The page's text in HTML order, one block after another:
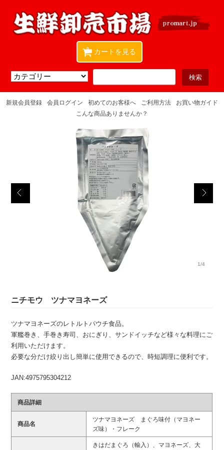
カートを見る
0
新規会員登録 会員ログイン 初めてのお客様へ ご利用方法
お買い物ガイド
こんな商品ありませんか？
1/4
ニチモウ ツナマヨネーズ
ツナマヨネーズのレトルトパウチ食品。
軍艦巻き、手巻き寿司、おにぎり、サンドイッチなど様々な料理にご
利用いただけます。
必要な分だけ絞り出し簡単に使用できるので、時短調理に便利です。
JAN:4975795304212
商品詳細
商品名
ツナマヨネーズ まぐろ味付（マヨネー
ズ味）・フレーク
きはだまぐろ（輸入）、マヨネーズ、大